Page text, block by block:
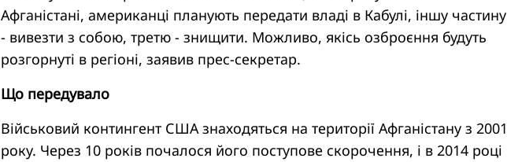
Афганістані, американці планують передати владі в Кабулі, іншу частину
- вивезти з собою, третю - знищити. Можливо, якісь озброєння будуть
розгорнуті в регіоні, заявив прес-секретар.
Що передувало
Військовий контингент США знаходяться на території Афганістану з 2001
року. Через 10 років почалося його поступове скорочення, і в 2014 році